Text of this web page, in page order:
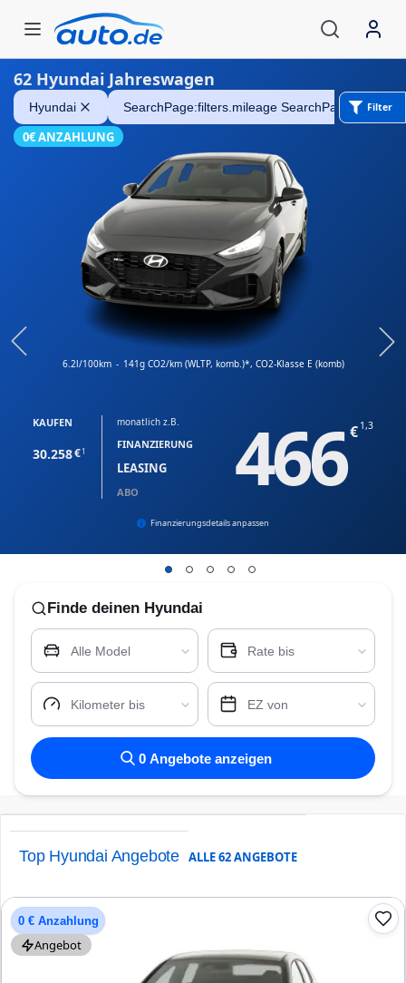
62 Hyundai Jahreswagen
Hyundai SearchPage:filters.mileage Filter
Hyundai i30
0€ ANZAHLUNG
6.2l/100km - 141g CO2/km (WLTP, komb.)*, CO2-Klasse E (komb)
monatlich z.B.
FINANZIERUNG
LEASING
ABO 466 1,3
KAUFEN
30.258 1
Finanzierungsdetails anpassen
Finde deinen Hyundai
Alle Model Rate bis
Kilometer bis EZ von
0 Angebote anzeigen
Top Hyundai Angebote ALLE62ANGEBOTE
0 € Anzahlung
Angebot